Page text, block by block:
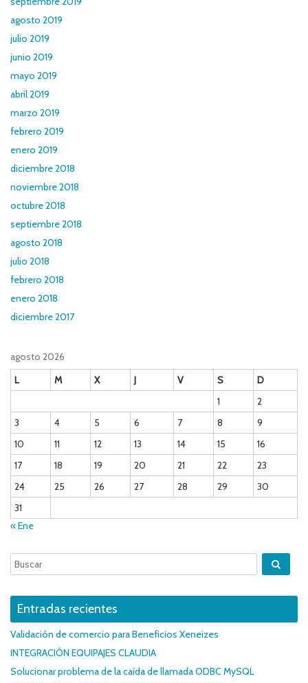
agosto 2019
julio 2019
junio 2019
mayo 2019
abril 2019
marzo 2019
febrero 2019
enero 2019
diciembre 2018
noviembre 2018
octubre 2018
septiembre 2018
agosto 2018
julio 2018
febrero 2018
enero 2018
diciembre 2017
agosto 2026
L
M X J V S
D
1
2
3
4 5 6 7 8
9
10
11 12 13 14 15
16
17
18 19 20 21 22
23
24
25 26 27 28 29
30
31
« Ene
Entradas recientes
Validación de comercio para Beneficios Xeneizes
INTEGRACIÓN EQUIPAJES CLAUDIA
Solucionar problema de la caída de llamada ODBC MySQL